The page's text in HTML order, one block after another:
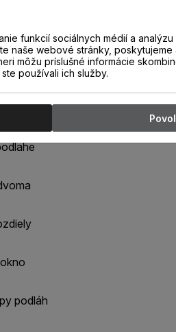
pre
podláh
funkcií sociálnych médií a
naše webové stránky, poskytujeme
môžu príslušné informácie
používali ich služby.